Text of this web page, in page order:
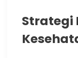
Strategi